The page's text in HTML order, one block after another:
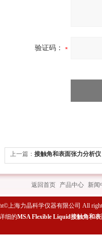
验证码：
上一篇： 接触角和表面张力分析
返回首页 产品中心 新闻
上海力晶科学仪器有限公司 All
细的MSA Flexible Liquid接触角和